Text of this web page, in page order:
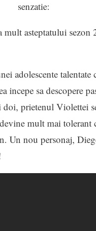
senzatie:
mult asteptatului
adolescente
incepe sa descopere
doi, prietenul Violettei
mult mai tolerant
Un nou personaj,